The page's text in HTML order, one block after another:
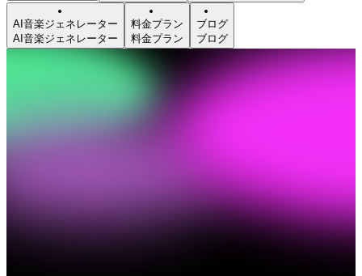
AI音楽ジェネレーター
AI音楽ジェネレーター
料金プラン
料金プラン
ブログ
ブログ